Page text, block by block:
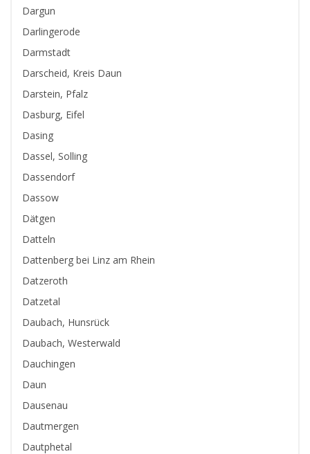
Dargun
Darlingerode
Darmstadt
Darscheid, Kreis Daun
Darstein, Pfalz
Dasburg, Eifel
Dasing
Dassel, Solling
Dassendorf
Dassow
Dätgen
Datteln
Dattenberg bei Linz am Rhein
Datzeroth
Datzetal
Daubach, Hunsrück
Daubach, Westerwald
Dauchingen
Daun
Dausenau
Dautmergen
Dautphetal